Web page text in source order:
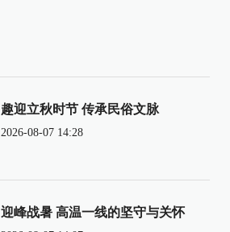
趣迎立秋时节 传承民俗文脉
2026-08-07 14:28
迎峰战暑 高温一线的坚守与关怀